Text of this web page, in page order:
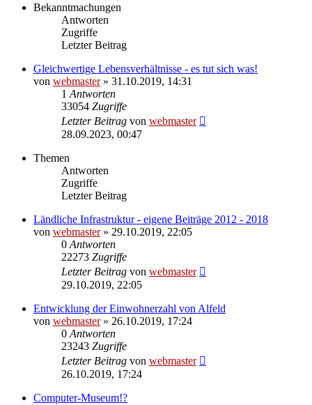
Bekanntmachungen
Antworten
Zugriffe
Letzter Beitrag
Gleichwertige Lebensverhältnisse - es tut sich was!
von webmaster» 31.10.2019, 14:31
1 Antworten
33054 Zugriffe
Letzter Beitrag von webmaster
28.09.2023, 00:47
Themen
Antworten
Zugriffe
Letzter Beitrag
Ländliche Infrastruktur - eigene Beiträge 2012 - 2018
von webmaster» 29.10.2019, 22:05
0 Antworten
22273 Zugriffe
Letzter Beitrag von webmaster
29.10.2019, 22:05
Entwicklung der Einwohnerzahl von Alfeld
von webmaster» 26.10.2019, 17:24
0 Antworten
23243 Zugriffe
Letzter Beitrag von webmaster
26.10.2019, 17:24
Computer-Museum!?